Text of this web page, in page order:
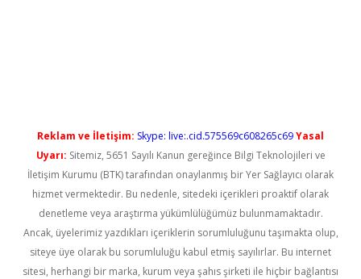
Reklam ve İletişim: Skype: live:.cid.575569c608265c69Yasal
Uyarı: Sitemiz, 5651 Sayılı Kanun gereğince Bilgi Teknolojileri ve
İletişim Kurumu (BTK) tarafından onaylanmış bir Yer Sağlayıcı olarak
hizmet vermektedir. Bu nedenle, sitedeki içerikleri proaktif olarak
denetleme veya araştırma yükümlülüğümüz bulunmamaktadır.
Ancak, üyelerimiz yazdıkları içeriklerin sorumluluğunu taşımakta olup,
siteye üye olarak bu sorumluluğu kabul etmiş sayılırlar. Bu internet
sitesi, herhangi bir marka, kurum veya şahıs şirketi ile hiçbir bağlantısı